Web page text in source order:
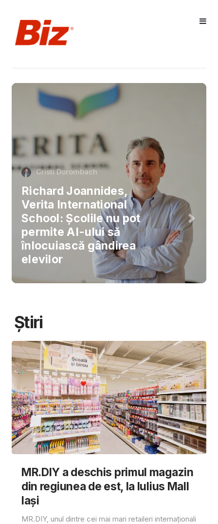
Cristi Dorombach
Richard Joannides,
Verita International
School: Școlile nu pot
permite AI-ului să
înlocuiască gândirea
elevilor
Știri
MR.DIY a deschis primul magazin
din regiunea de est, la Iulius Mall
Iași
MR.DIY, unul dintre cei mai mari retaileri internaționali